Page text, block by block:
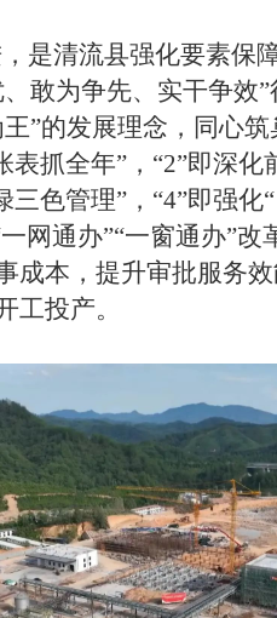
是清流县强化要素保
敢为争先、实干争效
”的发展理念，同心
表抓全年”，“2”即深
三色管理”，“4”即强化
网通办”“一窗通办”
成本，提升审批服务
工投产。